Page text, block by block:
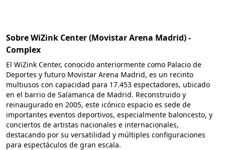
Sobre WiZink Center (Movistar Arena Madrid) -
Complex
El WiZink Center, conocido anteriormente como Palacio de
Deportes y futuro Movistar Arena Madrid, es un recinto
multiusos con capacidad para 17.453 espectadores, ubicado
en el barrio de Salamanca de Madrid. Reconstruido y
reinaugurado en 2005, este icónico espacio es sede de
importantes eventos deportivos, especialmente baloncesto, y
conciertos de artistas nacionales e internacionales,
destacando por su versatilidad y múltiples configuraciones
para espectáculos de gran escala.